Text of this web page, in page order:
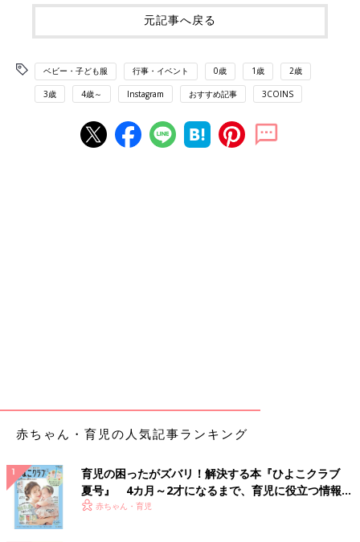
元記事へ戻る
ベビー・子ども服 行事・イベント 0歳 1歳 2歳
3歳 4歳～ Instagram おすすめ記事 3COINS
赤ちゃん・育児の人気記事ランキング
育児の困ったがズバリ！解決する本『ひよこクラブ
夏号』 4カ月～2才になるまで、育児に役立つ情報が
いっぱい！
赤ちゃん・育児